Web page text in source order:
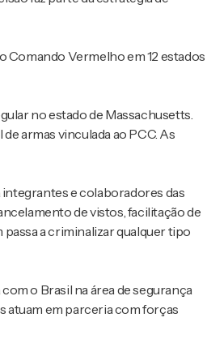
Comando Vermelho em 12 estados
no estado de Massachusetts.
armas vinculada ao PCC. As
integrantes e colaboradores das
de vistos, facilitação de
a criminalizar qualquer tipo
o Brasil na área de segurança
atuam em parceria com forças